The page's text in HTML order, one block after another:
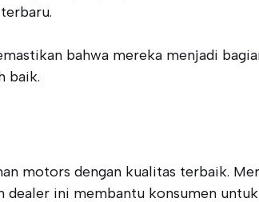
bahwa mereka menjadi
baik.
motors dengan kualitas terbaik.
dealer ini membantu konsumen